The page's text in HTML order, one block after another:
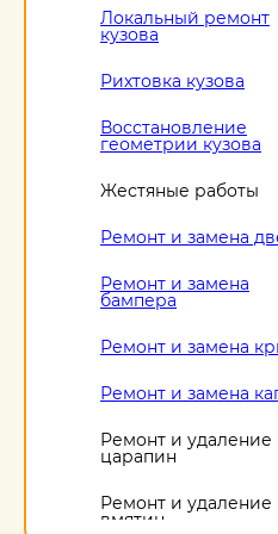
Локальный ремонт
кузова
Рихтовка кузова
Восстановление
геометрии кузова
Жестяные работы
Ремонт и замена
Ремонт и замена
бампера
Ремонт и замена
Ремонт и замена
Ремонт и удаление
царапин
Ремонт и удаление
вмятин